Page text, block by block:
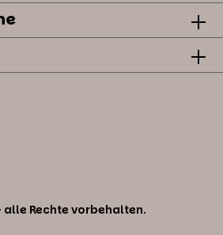
Rechte vorbehalten.